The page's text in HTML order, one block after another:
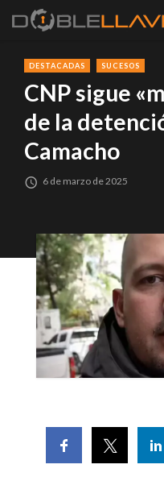
DESTACADAS SUCESOS
CNP sigue
de la
Camacho
6 de marzo de 2025